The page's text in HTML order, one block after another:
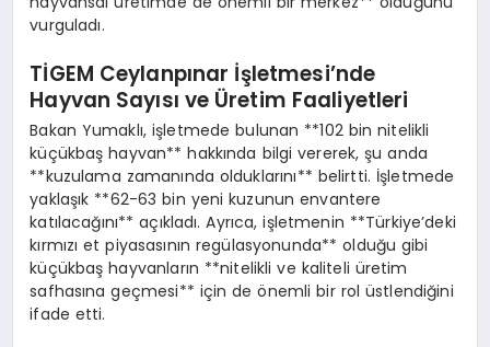
vurguladı.
TİGEM Ceylanpınar İşletmesi’nde
Hayvan Sayısı ve Üretim Faaliyetleri
Bakan Yumaklı, işletmede bulunan **102 bin nitelikli
küçükbaş hayvan** hakkında bilgi vererek, şu anda
**kuzulama zamanında olduklarını** belirtti. İşletmede
yaklaşık **62-63 bin yeni kuzunun envantere
katılacağını** açıkladı. Ayrıca, işletmenin **Türkiye’deki
kırmızı et piyasasının regülasyonunda** olduğu gibi
küçükbaş hayvanların **nitelikli ve kaliteli üretim
safhasına geçmesi** için de önemli bir rol üstlendiğini
ifade etti.